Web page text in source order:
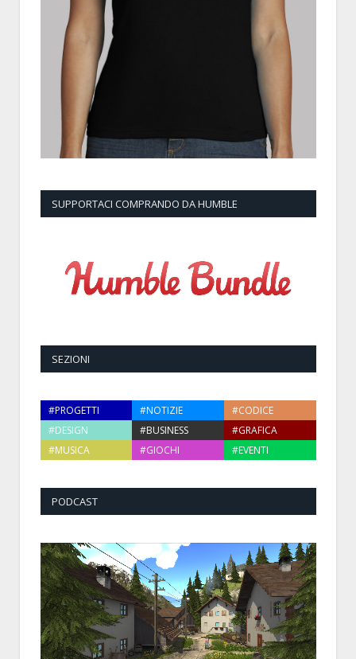
SUPPORTACI COMPRANDO DA HUMBLE
SEZIONI
#PROGETTI #NOTIZIE
#CODICE
#DESIGN
#BUSINESS
#GRAFICA
#MUSICA
#GIOCHI #EVENTI
PODCAST